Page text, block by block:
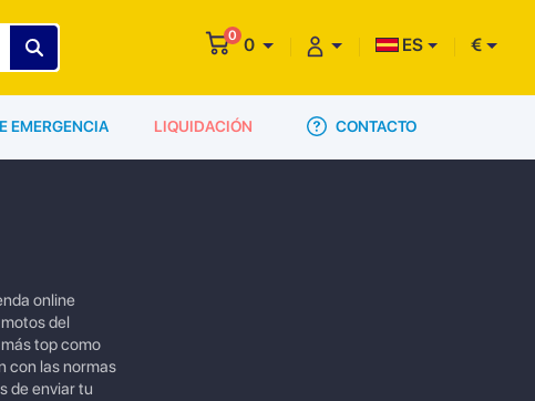
0 0 ES €
EMERGENCIA LIQUIDACIÓN CONTACTO
online
del
top como
con las normas
de enviar tu